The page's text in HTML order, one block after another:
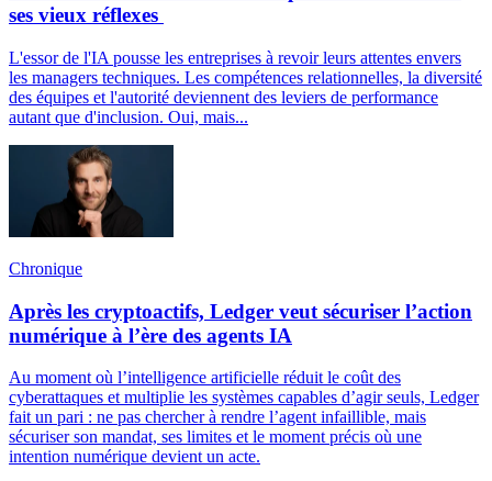
ses vieux réflexes
L'essor de l'IA pousse les entreprises à revoir leurs attentes envers
les managers techniques. Les compétences relationnelles, la diversité
des équipes et l'autorité deviennent des leviers de performance
autant que d'inclusion. Oui, mais...
Chronique
Après les cryptoactifs, Ledger veut sécuriser l’action
numérique à l’ère des agents IA
Au moment où l’intelligence artificielle réduit le coût des
cyberattaques et multiplie les systèmes capables d’agir seuls, Ledger
fait un pari : ne pas chercher à rendre l’agent infaillible, mais
sécuriser son mandat, ses limites et le moment précis où une
intention numérique devient un acte.